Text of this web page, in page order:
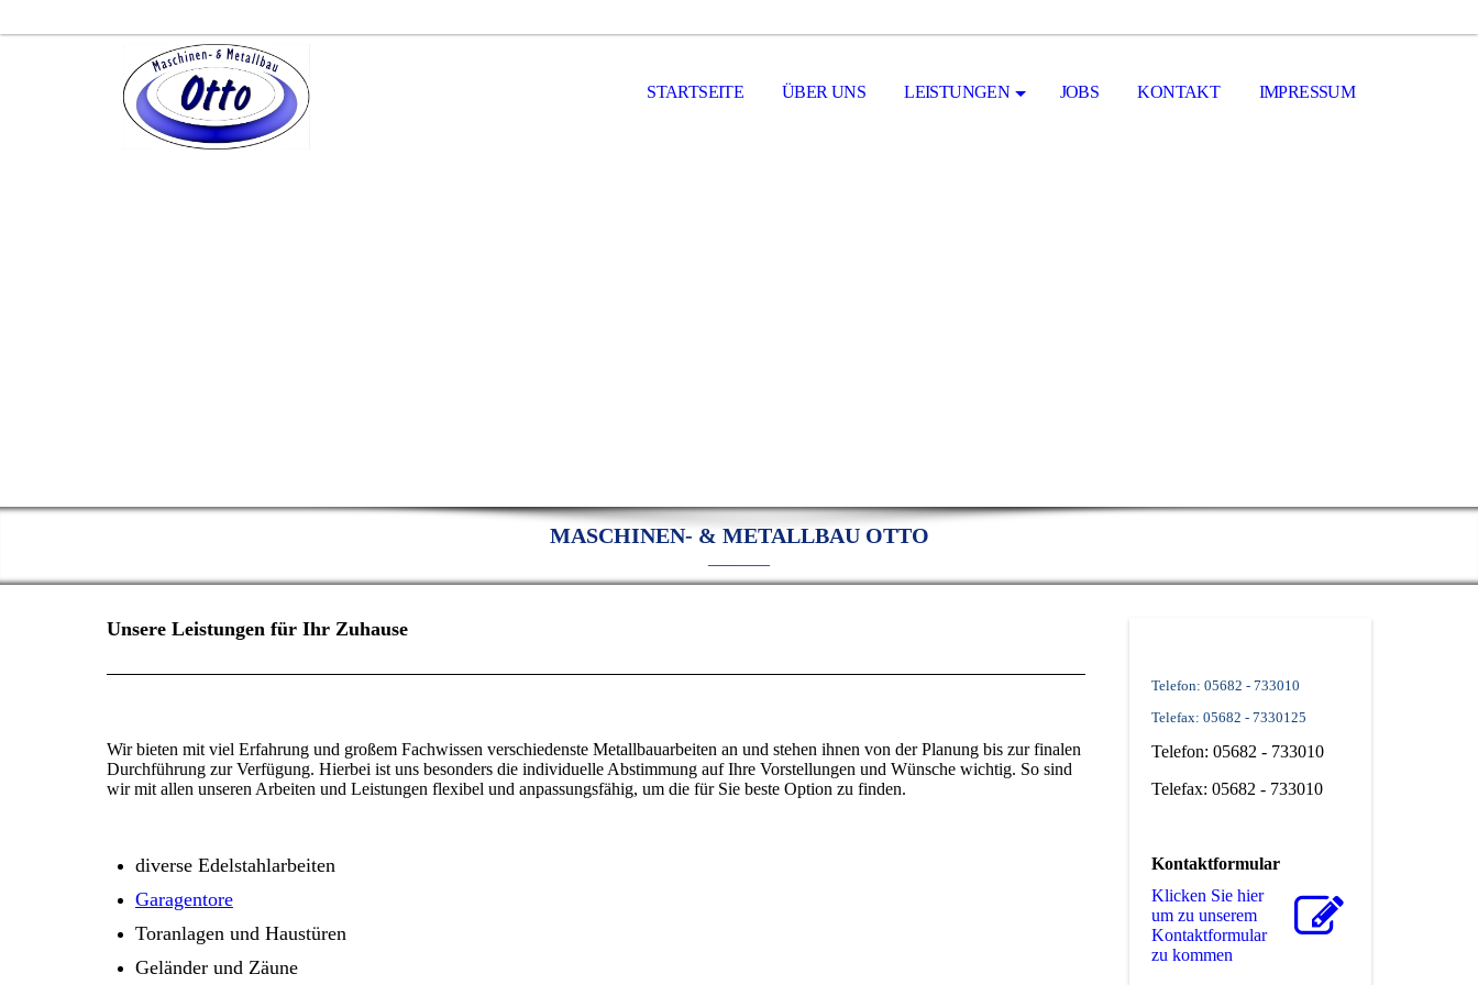
STARTSEITE ÜBER UNS LEISTUNGEN JOBS KONTAKT IMPRESSUM
MASCHINEN- & METALLBAU OTTO
Unsere Leistungen für Ihr Zuhause
Wir bieten mit viel Erfahrung und großem Fachwissen verschiedenste Metallbauarbeiten an und stehen ihnen von der Planung bis zur finalen
Durchführung zur Verfügung. Hierbei ist uns besonders die individuelle Abstimmung auf Ihre Vorstellungen und Wünsche wichtig. So sind
wir mit allen unseren Arbeiten und Leistungen flexibel und anpassungsfähig, um die für Sie beste Option zu finden.
diverse Edelstahlarbeiten
Garagentore
Toranlagen und Haustüren
Geländer und Zäune
Telefon: 05682 - 733010
Telefax: 05682 - 7330125
Telefon: 05682 - 733010
Telefax: 05682 - 733010
Kontaktformular
Klicken Sie hier
um zu unserem
Kon­takt­for­mu­lar
zu kommen